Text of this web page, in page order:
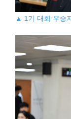
▲ 1기 대회 우승